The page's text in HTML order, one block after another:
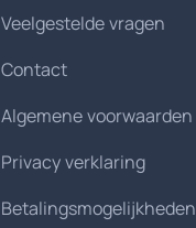
Veelgestelde vragen
Contact
Algemene voorwaarden
Privacy verklaring
Betalingsmogelijkheden